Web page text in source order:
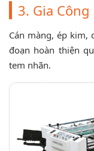
3. Gia Công
Cán màng, ép
đoạn hoàn thiện
tem nhãn.